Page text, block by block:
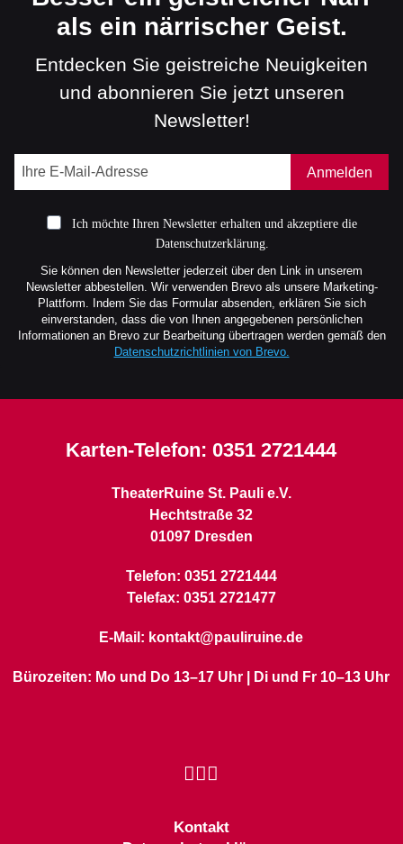
als ein närrischer Geist.
Entdecken Sie geistreiche Neuigkeiten
und abonnieren Sie jetzt unseren
Newsletter!
Anmelden
Ich möchte Ihren Newsletter erhalten und akzeptiere die
Datenschutzerklärung.
Sie können den Newsletter jederzeit über den Link in unserem
Newsletter abbestellen. Wir verwenden Brevo als unsere Marketing-
Plattform. Indem Sie das Formular absenden, erklären Sie sich
einverstanden, dass die von Ihnen angegebenen persönlichen
Informationen an Brevo zur Bearbeitung übertragen werden gemäß den
Datenschutzrichtlinien von Brevo.
Karten-Telefon:0351 2721444
TheaterRuine St. Pauli e.V.
Hechtstraße 32
01097 Dresden
Telefon: 0351 2721444
Telefax: 0351 2721477
E-Mail: kontakt@pauliruine.de
Bürozeiten: Mo und Do 13–17 Uhr | Di und Fr 10–13 Uhr
Kontakt